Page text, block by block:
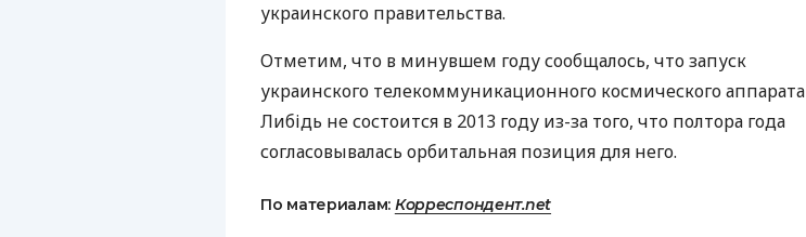
украинского правительства.
Отметим, что в минувшем году сообщалось, что запуск
украинского телекоммуникационного космического аппарата
Либідь не состоится в 2013 году из-за того, что полтора года
согласовывалась орбитальная позиция для него.
По материалам: Корреспондент.net